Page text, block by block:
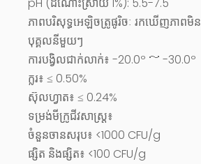
ភាពបរិសុទ្ធអេឡិចត្រូផូរិចៈ រកឃើញភាពមិ
បុគ្គលនីមួយៗ
ការបង្វិលជាក់លាក់៖ -20.0º ～ -30.0º
ក្លរ៖ ≤ 0.50%
ស៊ុលហ្វាត៖ ≤ 0.24%
ទម្រង់មីក្រូជីវសាស្រ្ត៖
ចំនួនចានសរុប៖ <1000 CFU/g
ផ្សិត និងផ្សិត៖ <100 CFU/g